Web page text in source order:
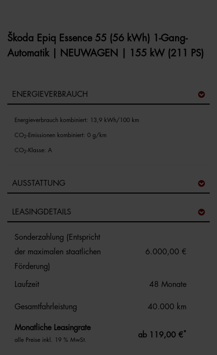
Škoda Epiq Essence 55 (56 kWh) 1-Gang-
Automatik | NEUWAGEN | 155 kW (211 PS)
ENERGIEVERBRAUCH
Energieverbrauch kombiniert: 13,9 kWh/100 km
CO2-Emissionen kombiniert: 0 g/km
CO2-Klasse: A
AUSSTATTUNG
LEASINGDETAILS
Sonderzahlung (Entspricht
der maximalen staatlichen
Förderung)
6.000,00 €
Laufzeit 48 Monate
Gesamtfahrleistung 40.000 km
Monatliche Leasingrate
alle Preise inkl. 19 % MwSt.
ab 119,00 €*